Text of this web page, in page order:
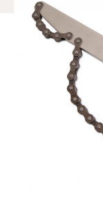
This powerful
cassette, in
cassette removal
be used to
for 8, 9, 10 and